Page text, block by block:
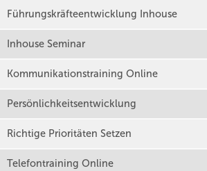
Führungskräfteentwicklung Inhouse
Inhouse Seminar
Kommunikationstraining Online
Persönlichkeitsentwicklung
Richtige Prioritäten Setzen
Telefontraining Online